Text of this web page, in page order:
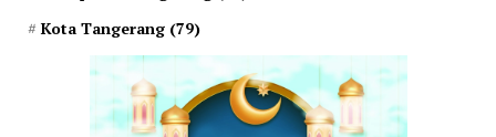
Kota Tangerang (79)